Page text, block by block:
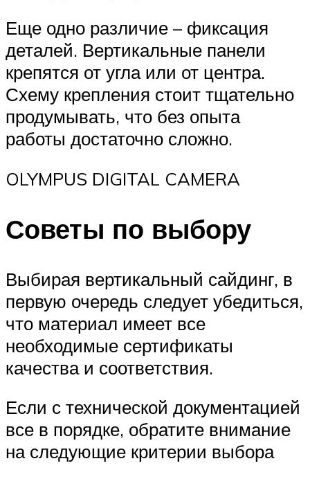
Еще одно различие – фиксация
деталей. Вертикальные панели
крепятся от угла или от центра.
Схему крепления стоит тщательно
продумывать, что без опыта
работы достаточно сложно.
OLYMPUS DIGITAL CAMERA
Советы по выбору
Выбирая вертикальный сайдинг, в
первую очередь следует убедиться,
что материал имеет все
необходимые сертификаты
качества и соответствия.
Если с технической документацией
все в порядке, обратите внимание
на следующие критерии выбора